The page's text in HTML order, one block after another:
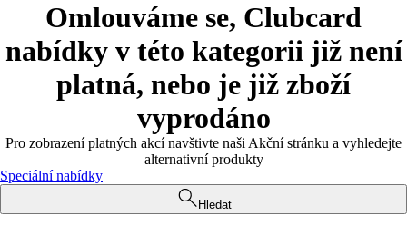
Omlouváme se, Clubcard
nabídky v této kategorii již není
platná, nebo je již zboží
vyprodáno
Pro zobrazení platných akcí navštivte naši Akční stránku a vyhledejte
alternativní produkty
Speciální nabídky
Hledat